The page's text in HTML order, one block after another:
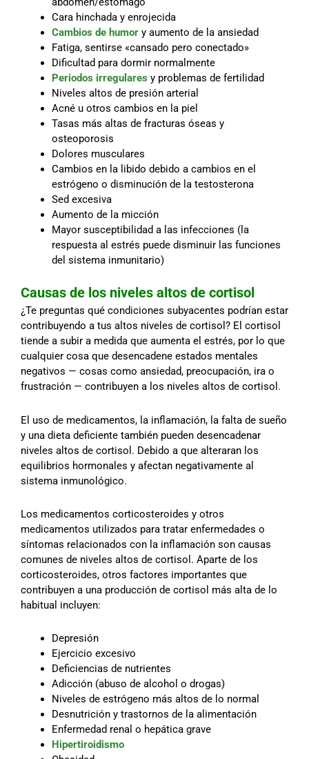
Cara hinchada y enrojecida
Cambios de humor y aumento de la ansiedad
Fatiga, sentirse «cansado pero conectado»
Dificultad para dormir normalmente
Periodos irregulares y problemas de fertilidad
Niveles altos de presión arterial
Acné u otros cambios en la piel
Tasas más altas de fracturas óseas y
osteoporosis
Dolores musculares
Cambios en la libido debido a cambios en el
estrógeno o disminución de la testosterona
Sed excesiva
Aumento de la micción
Mayor susceptibilidad a las infecciones (la
respuesta al estrés puede disminuir las funciones
del sistema inmunitario)
Causas de los niveles altos de cortisol
¿Te preguntas qué condiciones subyacentes podrían estar
contribuyendo a tus altos niveles de cortisol? El cortisol
tiende a subir a medida que aumenta el estrés, por lo que
cualquier cosa que desencadene estados mentales
negativos — cosas como ansiedad, preocupación, ira o
frustración — contribuyen a los niveles altos de cortisol.
El uso de medicamentos, la inflamación, la falta de sueño
y una dieta deficiente también pueden desencadenar
niveles altos de cortisol. Debido a que alteraran los
equilibrios hormonales y afectan negativamente al
sistema inmunológico.
Los medicamentos corticosteroides y otros
medicamentos utilizados para tratar enfermedades o
síntomas relacionados con la inflamación son causas
comunes de niveles altos de cortisol. Aparte de los
corticosteroides, otros factores importantes que
contribuyen a una producción de cortisol más alta de lo
habitual incluyen:
Depresión
Ejercicio excesivo
Deficiencias de nutrientes
Adicción (abuso de alcohol o drogas)
Niveles de estrógeno más altos de lo normal
Desnutrición y trastornos de la alimentación
Enfermedad renal o hepática grave
Hipertiroidismo